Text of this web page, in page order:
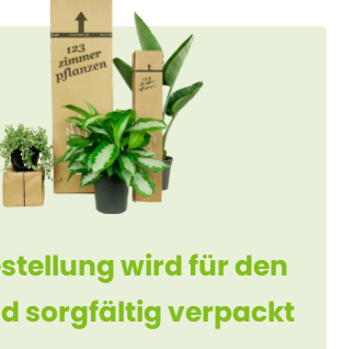
wird für den
sorgfältig verpackt